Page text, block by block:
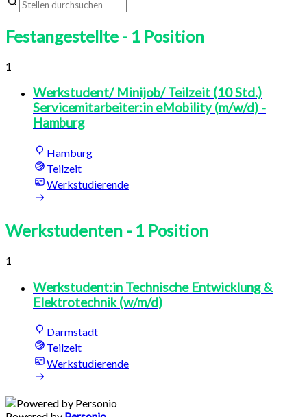
Festangestellte - 1 Position
1
Werkstudent/ Minijob/ Teilzeit (10 Std.)
Servicemitarbeiter:in eMobility (m/w/d) -
Hamburg
Hamburg
Teilzeit
Werkstudierende
Werkstudenten - 1 Position
1
Werkstudent:in Technische Entwicklung &
Elektrotechnik (w/m/d)
Darmstadt
Teilzeit
Werkstudierende